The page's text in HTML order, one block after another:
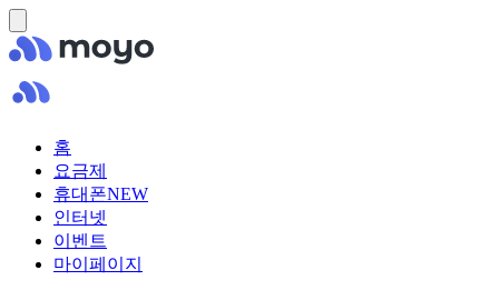
홈
요금제
휴대폰NEW
인터넷
이벤트
마이페이지